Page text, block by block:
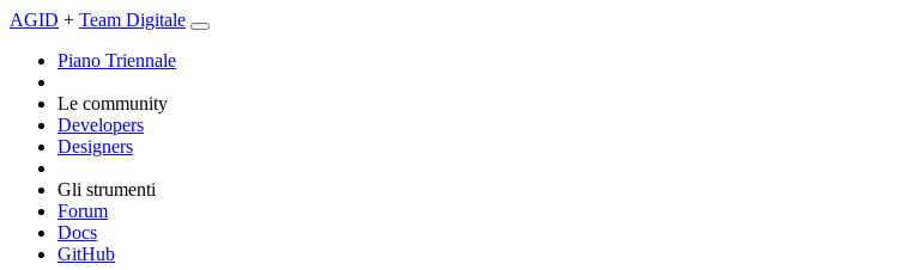
AGID + Team Digitale
Piano Triennale
Le community
Developers
Designers
Gli strumenti
Forum
Docs
GitHub